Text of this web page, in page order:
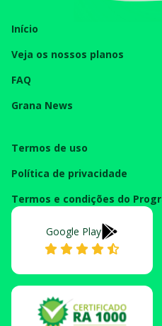
Início
Veja os nossos planos
FAQ
Grana News
Termos de uso
Política de privacidade
Termos e condições do
Google Play